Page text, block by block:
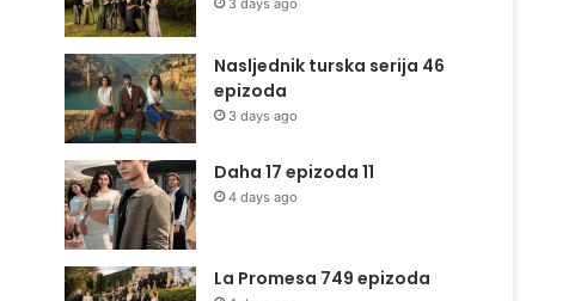
3 days ago
Nasljednik turska serija 46
epizoda
3 days ago
Daha 17 epizoda 11
4 days ago
La Promesa 749 epizoda